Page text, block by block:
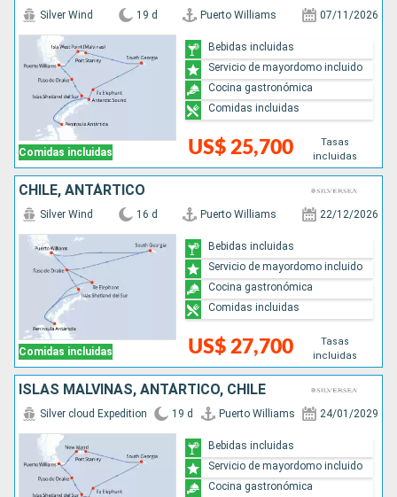
Comidas incluidas
Silver Wind 19 d Puerto Williams 07/11/2026
US$ 25,700
Tasas
incluidas
Bebidas incluidas
Servicio de mayordomo incluido
Cocina gastronómica
Comidas incluidas
CHILE, ANTÁRTICO
Comidas incluidas
Silver Wind 16 d Puerto Williams 22/12/2026
US$ 27,700
Tasas
incluidas
Bebidas incluidas
Servicio de mayordomo incluido
Cocina gastronómica
Comidas incluidas
ISLAS MALVINAS, ANTÁRTICO, CHILE
Silver cloud Expedition 19 d Puerto Williams 24/01/2029
Bebidas incluidas
Servicio de mayordomo incluido
Cocina gastronómica